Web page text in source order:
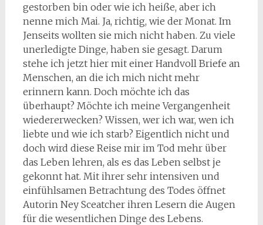
gestorben bin oder wie ich heiße, aber ich
nenne mich Mai. Ja, richtig, wie der Monat. Im
Jenseits wollten sie mich nicht haben. Zu viele
unerledigte Dinge, haben sie gesagt. Darum
stehe ich jetzt hier mit einer Handvoll Briefe an
Menschen, an die ich mich nicht mehr
erinnern kann. Doch möchte ich das
überhaupt? Möchte ich meine Vergangenheit
wiedererwecken? Wissen, wer ich war, wen ich
liebte und wie ich starb? Eigentlich nicht und
doch wird diese Reise mir im Tod mehr über
das Leben lehren, als es das Leben selbst je
gekonnt hat. Mit ihrer sehr intensiven und
einfühlsamen Betrachtung des Todes öffnet
Autorin Ney Sceatcher ihren Lesern die Augen
für die wesentlichen Dinge des Lebens.